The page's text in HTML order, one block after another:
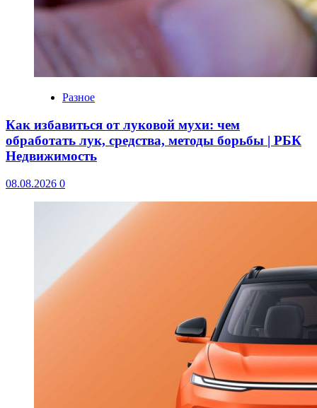
Разное
Как избавиться от луковой мухи: чем
обработать лук, средства, методы борьбы | РБК
Недвижимость
08.08.2026 0